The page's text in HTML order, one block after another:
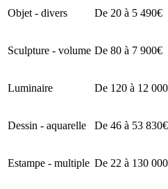
Objet - divers De 20 à 5 490€
Sculpture - volume De 80 à 7 900€
Luminaire De 120 à 12
Dessin - aquarelle De 46 à 53 830€
Estampe - multiple De 22 à 130